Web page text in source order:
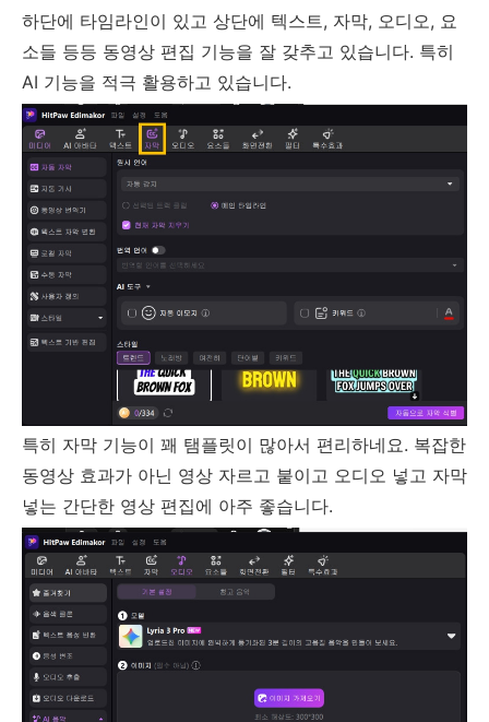
하단에 타임라인이 있고 상단에 텍스트, 자막, 오디오, 요
소들 등등 동영상 편집 기능을 잘 갖추고 있습니다. 특히
AI 기능을 적극 활용하고 있습니다.
특히 자막 기능이 꽤 탬플릿이 많아서 편리하네요. 복잡한
동영상 효과가 아닌 영상 자르고 붙이고 오디오 넣고 자막
넣는 간단한 영상 편집에 아주 좋습니다.